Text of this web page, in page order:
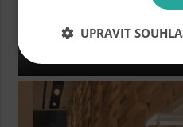
UPRAVIT